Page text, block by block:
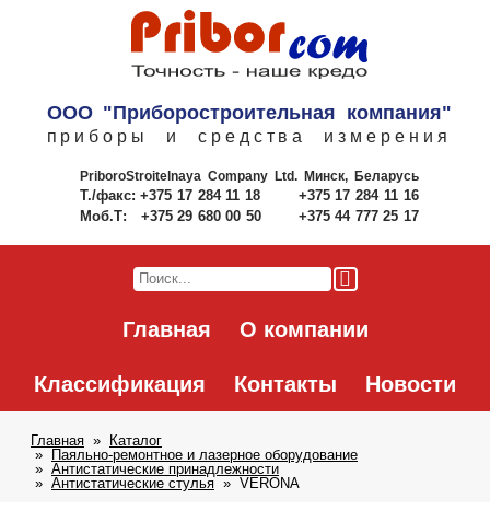
ООО "Приборостроительная компания"
приборы и средства измерения
PriboroStroitelnaya Company Ltd.Минск, Беларусь
Т./факс: +375 17 284 11 18
+375 17 284 11 16
Моб.Т:
+375 29 680 00 50 +375 44 777 25 17
Главная О компании
Классификация Контакты Новости
Главная
Каталог
Паяльно-ремонтное и лазерное оборудование
Антистатические принадлежности
Антистатические стулья
VERONA